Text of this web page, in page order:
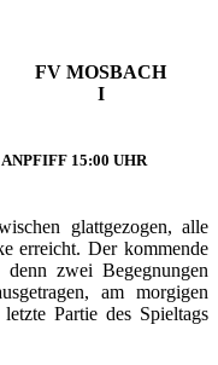
FV MOSBACH
I
ANPFIFF 15:00 UHR
glattgezogen, alle
erreicht. Der kommende
zwei Begegnungen
am morgigen
Partie des Spieltags